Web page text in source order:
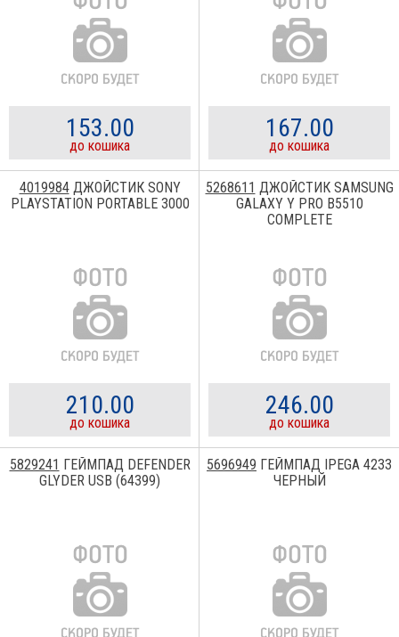
153.00
до кошика
167.00
до кошика
4019984ДЖОЙСТИК SONY
PLAYSTATION PORTABLE 3000
210.00
до кошика
5268611 ДЖОЙСТИК SAMSUNG
GALAXY Y PRO B5510
COMPLETE
246.00
до кошика
5829241 ГЕЙМПАД DEFENDER
GLYDER USB (64399)
5696949 ГЕЙМПАД IPEGA 4233
ЧЕРНЫЙ